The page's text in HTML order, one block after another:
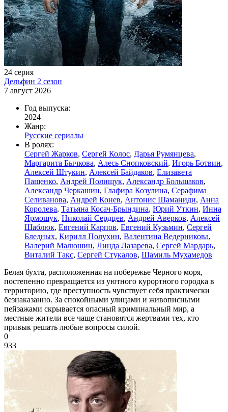
24 серия
Дельфин 2 сезон
7 август 2026
Год выпуска:
2024
Жанр:
Русские сериалы
В ролях:
Сергей Жарков, Сергей Колос, Дарья Румянцева,
Маргарита Бычкова, Алесь Снопковский, Игорь Ботвин,
Алексей Штукин, Алексей Байдаков, Елизавета
Пащенко, Андрей Полищук, Александр Большаков,
Александр Черкашин, Глафира Козулина, Серафима
Селиванова, Андрей Конев, Антонис Шаманиди, Анна
Королева, Татьяна Косач-Брындина, Юрий Уткин, Инна
Ярмошук, Николай Сердцев, Андрей Аверков, Алексей
Шаблюк, Евгений Карпов, Евгений Кузьмин, Сергей
Бледных, Кирилл Полухин, Валентина Ведерникова,
Валерий Малюшин, Линда Лазарева, Сергей Мардарь,
Виталий Такс, Сергей Стукалов, Шамиль Мухамедов
Белая бухта, расположенная на побережье Черного моря,
постепенно превращается из уютного курортного городка в
территорию, где преступность чувствует себя практически
безнаказанно. За спокойными улицами и живописными
пейзажами скрывается опасный криминальный мир, а
местные жители все чаще становятся жертвами тех, кто
привык решать любые вопросы силой.
0
933